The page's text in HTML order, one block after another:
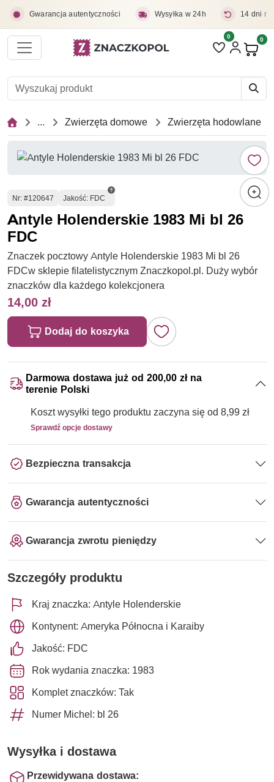
Gwarancja autentyczności Wysyłka w 24h 14 dni
Liczba pozycji
0 0
... Zwierzęta domowe Zwierzęta hodowlane
Numer
Nr: #120647 Jakość: FDC
Antyle Holenderskie 1983 Mi bl 26
FDC
Znaczek pocztowy Antyle Holenderskie 1983 Mi bl 26
FDCw sklepie filatelistycznym Znaczkopol.pl. Duży wybór
znaczków dla każdego kolekcjonera
14,00 zł
Dodaj do koszyka
Darmowa dostawa już od 200,00 zł na
terenie Polski
Koszt wysyłki tego produktu zaczyna się od 8,99 zł
Sprawdź opcje dostawy
Bezpieczna transakcja
Gwarancja autentyczności
Gwarancja zwrotu pieniędzy
Szczegóły produktu
Kraj znaczka: Antyle Holenderskie
Kontynent: Ameryka Północna i Karaiby
Jakość: FDC
Rok wydania znaczka: 1983
Komplet znaczków: Tak
Numer Michel: bl 26
Wysyłka i dostawa
Przewidywana dostawa: